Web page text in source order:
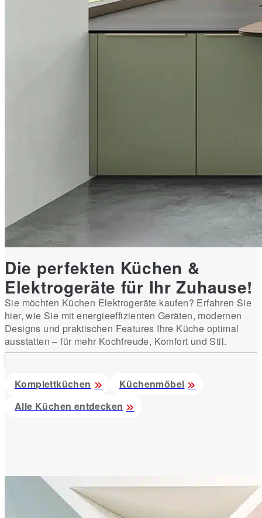
Die perfekten Küchen &
Elektrogeräte für Ihr Zuhause!
Sie möchten Küchen Elektrogeräte kaufen? Erfahren Sie
hier, wie Sie mit energieeffizienten Geräten, modernen
Designs und praktischen Features Ihre Küche optimal
ausstatten – für mehr Kochfreude, Komfort und Stil.
Komplettküchen
Küchenmöbel
Alle Küchen entdecken